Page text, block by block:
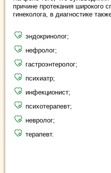
причине протекания широкого
гинеколога, в диагностике
эндокринолог;
нефролог;
гастроэнтеролог;
психиатр;
инфекционист;
психотерапевт;
невролог;
терапевт.